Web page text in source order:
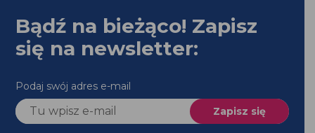
Bądź na bieżąco! Zapisz
się na newsletter:
Podaj swój adres e-mail